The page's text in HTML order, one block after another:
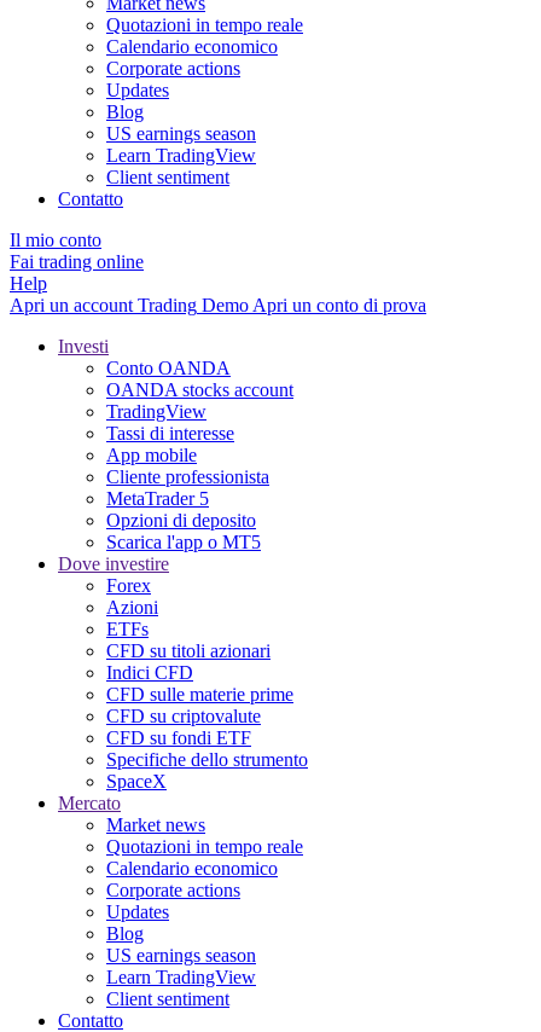
Quotazioni in tempo reale
Calendario economico
Corporate actions
Updates
Blog
US earnings season
Learn TradingView
Client sentiment
Contatto
Il mio conto
Fai trading online
Help
Apri un account Trading Demo Apri un conto di prova
Investi
Conto OANDA
OANDA stocks account
TradingView
Tassi di interesse
App mobile
Cliente professionista
MetaTrader 5
Opzioni di deposito
Scarica l'app o MT5
Dove investire
Forex
Azioni
ETFs
CFD su titoli azionari
Indici CFD
CFD sulle materie prime
CFD su criptovalute
CFD su fondi ETF
Specifiche dello strumento
SpaceX
Mercato
Market news
Quotazioni in tempo reale
Calendario economico
Corporate actions
Updates
Blog
US earnings season
Learn TradingView
Client sentiment
Contatto